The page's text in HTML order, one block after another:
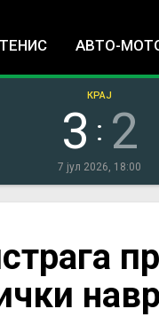
ТЕНИС АВТО-
3 : 2
КРАЈ
7 јул 2026, 18:00